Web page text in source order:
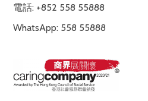
電話: +852 558 55888
WhatsApp: 558 55888